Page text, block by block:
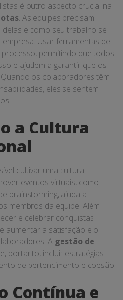
é outro aspecto crucial na
. As equipes precisam
e como seu trabalho se
Usar ferramentas de
permitindo que todos
e ajudem a garantir que os
os colaboradores têm
eles se sentem
a Cultura
cultivar uma cultura
eventos virtuais, como
brainstorming, ajuda a
membros da equipe. Além
e celebrar conquistas
aumentar a satisfação e o
A gestão de
portanto, incluir estratégias
de pertencimento e coesão.
Contínua e